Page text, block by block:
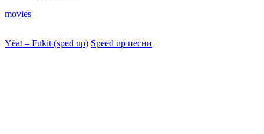
movies
Yëat – Fukit (sped up) Speed up песни